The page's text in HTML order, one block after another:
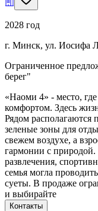
2028 год
г. Минск, ул. Иосифа
Ограниченное
берег"
«Наоми 4» - место,
комфортом. Здесь
Рядом
зеленые зоны для
свежем воздухе, а
гармонии с
развлечения,
семья могла
суеты. В продаже
и выбирайте
Контакты